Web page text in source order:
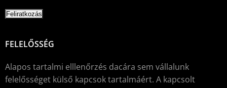
FELELŐSSÉG
Alapos tartalmi elllenőrzés dacára sem vállalunk
felelősséget külső kapcsok tartalmáért. A kapcsolt